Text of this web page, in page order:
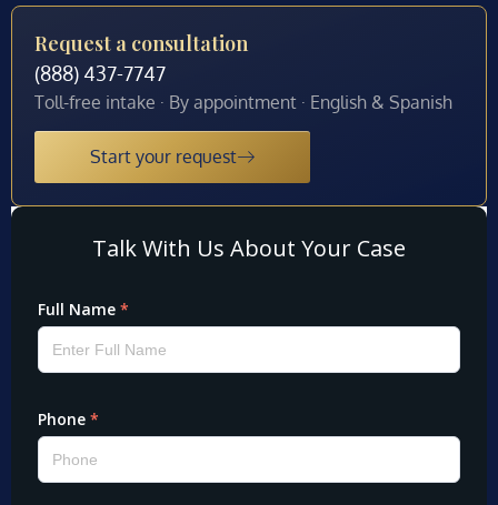
Request a consultation
(888) 437-7747
Toll-free intake · By appointment · English & Spanish
Start your request